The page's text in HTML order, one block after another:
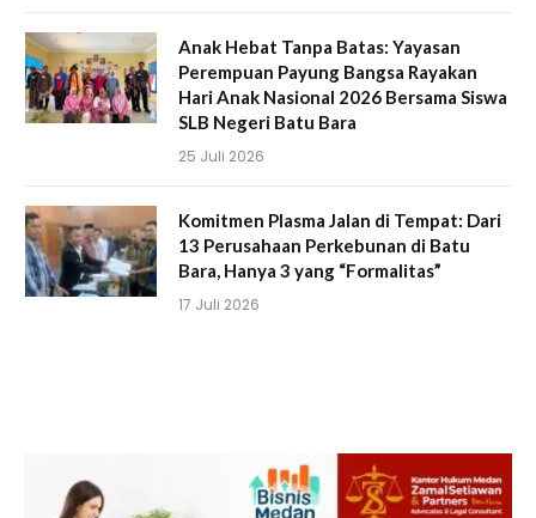
Anak Hebat Tanpa Batas: Yayasan
Perempuan Payung Bangsa Rayakan
Hari Anak Nasional 2026 Bersama Siswa
SLB Negeri Batu Bara
25 Juli 2026
Komitmen Plasma Jalan di Tempat: Dari
13 Perusahaan Perkebunan di Batu
Bara, Hanya 3 yang “Formalitas”
17 Juli 2026